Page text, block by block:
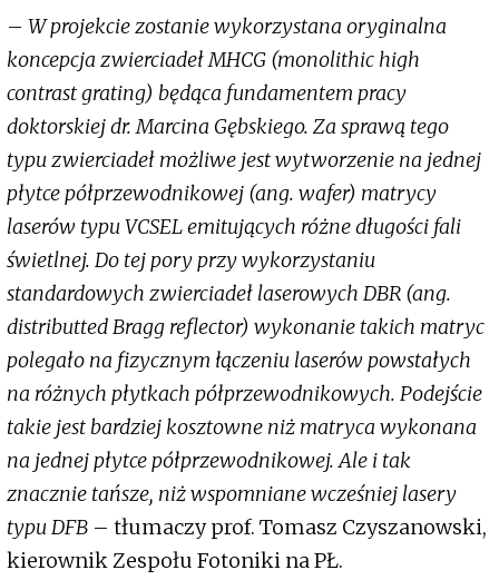
– W projekcie zostanie wykorzystana oryginalna
koncepcja zwierciadeł MHCG (monolithic high
contrast grating) będąca fundamentem pracy
doktorskiej dr. Marcina Gębskiego. Za sprawą tego
typu zwierciadeł możliwe jest wytworzenie na jednej
płytce półprzewodnikowej (ang. wafer) matrycy
laserów typu VCSEL emitujących różne długości fali
świetlnej. Do tej pory przy wykorzystaniu
standardowych zwierciadeł laserowych DBR (ang.
distributted Bragg reflector) wykonanie takich matryc
polegało na fizycznym łączeniu laserów powstałych
na różnych płytkach półprzewodnikowych. Podejście
takie jest bardziej kosztowne niż matryca wykonana
na jednej płytce półprzewodnikowej. Ale i tak
znacznie tańsze, niż wspomniane wcześniej lasery
typu DFB – tłumaczy prof. Tomasz Czyszanowski,
kierownik Zespołu Fotoniki na PŁ.